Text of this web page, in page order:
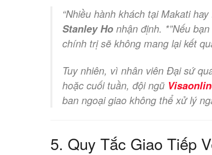
“Nhiều hành khách tại Makati
Stanley Ho nhận định. *”Nếu
chính trị sẽ không mang lại kết
Tuy nhiên, vì nhân viên Đại sứ
hoặc cuối tuần, đội ngũ
ban ngoại giao không thể xử lý
5. Quy Tắc Giao Tiếp